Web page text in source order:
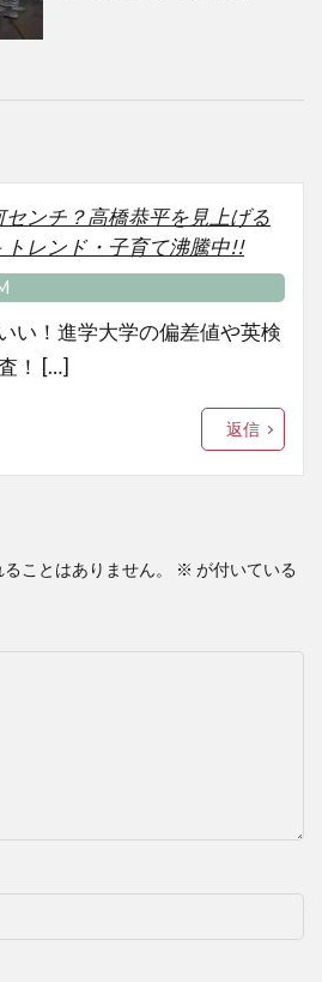
ンチ？高橋恭平を見上げる
レンド・子育て沸騰中!!
い！進学大学の偏差値や英検
！ […]
返信
ことはありません。 ※ が付いている